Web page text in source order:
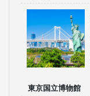
東京国立博物館